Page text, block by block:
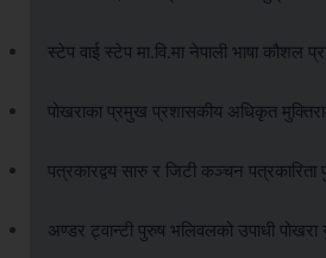
स्टेप वाई स्टेप मा.वि.मा नेपाली भाषा कौशल
पोखराका प्रमुख प्रशासकीय अधिकृत
पत्रकारद्वय सारु र जिटी कञ्चन पत्रकारिता
अण्डर ट्वान्टी पुरुष भलिवलको उपाधी पोखरा